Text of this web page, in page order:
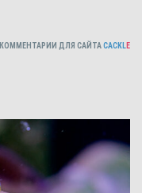
КОММЕНТАРИИ ДЛЯ САЙТАCACKLE